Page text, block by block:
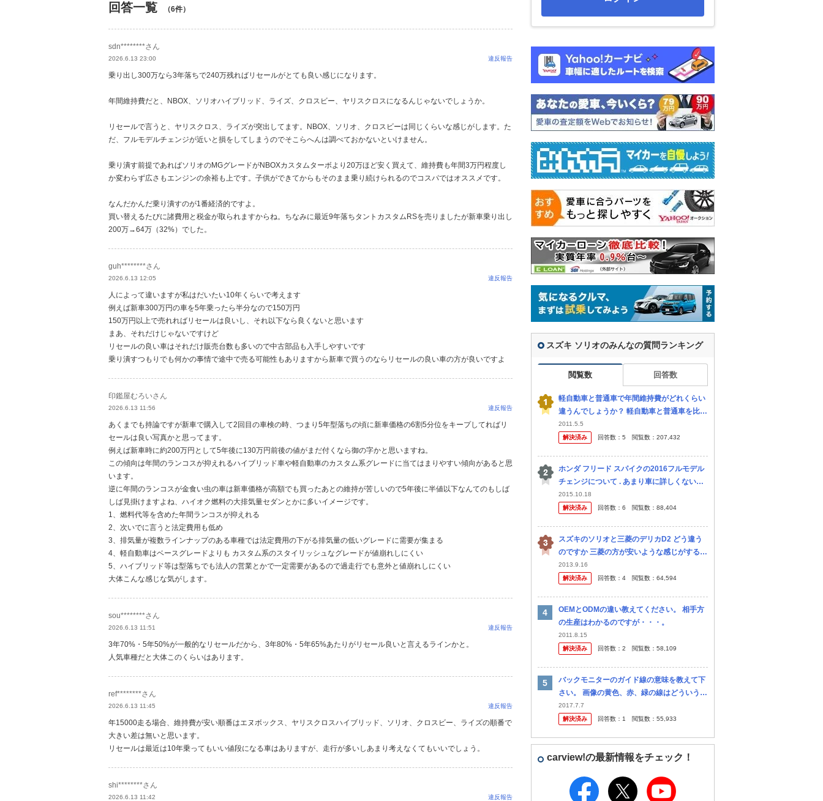
回答一覧 （6件）
sdn********さん
2026.6.13 23:00 違反報告
乗り出し300万なら3年落ちで240万残ればリセールがとても良い感じになります。
年間維持費だと、NBOX、ソリオハイブリッド、ライズ、クロスビー、ヤリスクロスになるんじゃないでしょうか。
リセールで言うと、ヤリスクロス、ライズが突出してます。NBOX、ソリオ、クロスビーは同じくらいな感じがします。た
だ、フルモデルチェンジが近いと損をしてしまうのでそこらへんは調べておかないといけません。
乗り潰す前提であればソリオのMGグレードがNBOXカスタムターボより20万ほど安く買えて、維持費も年間3万円程度し
か変わらず広さもエンジンの余裕も上です。子供ができてからもそのまま乗り続けられるのでコスパではオススメです。
なんだかんだ乗り潰すのが1番経済的ですよ。
買い替えるたびに諸費用と税金が取られますからね。ちなみに最近9年落ちタントカスタムRSを売りましたが新車乗り出し
200万→64万（32%）でした。
guh********さん
2026.6.13 12:05 違反報告
人によって違いますが私はだいたい10年くらいで考えます
例えば新車300万円の車を5年乗ったら半分なので150万円
150万円以上で売れればリセールは良いし、それ以下なら良くないと思います
まあ、それだけじゃないですけど
リセールの良い車はそれだけ販売台数も多いので中古部品も入手しやすいです
乗り潰すつもりでも何かの事情で途中で売る可能性もありますから新車で買うのならリセールの良い車の方が良いですよ
印鑑屋むろいさん
2026.6.13 11:56 違反報告
あくまでも持論ですが新車で購入して2回目の車検の時、つまり5年型落ちの頃に新車価格の6割5分位をキープしてればリ
セールは良い写真かと思ってます。
例えば新車時に約200万円として5年後に130万円前後の値がまだ付くなら御の字かと思いますね。
この傾向は年間のランコスが抑えれるハイブリッド車や軽自動車のカスタム系グレードに当てはまりやすい傾向があると思
います。
逆に年間のランコスが金食い虫の車は新車価格が高額でも買ったあとの維持が苦しいので5年後に半値以下なんてのもしば
しば見掛けますよね、ハイオク燃料の大排気量セダンとかに多いイメージです。
1、燃料代等を含めた年間ランコスが抑えれる
2、次いでに言うと法定費用も低め
3、排気量が複数ラインナップのある車種では法定費用の下がる排気量の低いグレードに需要が集まる
4、軽自動車はベースグレードよりも カスタム系のスタイリッシュなグレードが値崩れしにくい
5、ハイブリッド等は型落ちでも法人の営業とかで一定需要があるので過走行でも意外と値崩れしにくい
大体こんな感じな気がします。
sou********さん
2026.6.13 11:51 違反報告
3年70%・5年50%が一般的なリセールだから、3年80%・5年65%あたりがリセール良いと言えるラインかと。
人気車種だと大体このくらいはあります。
ref********さん
2026.6.13 11:45 違反報告
年15000走る場合、維持費が安い順番はエヌボックス、ヤリスクロスハイブリッド、ソリオ、クロスビー、ライズの順番で
大きい差は無いと思います。
リセールは最近は10年乗ってもいい値段になる車はありますが、走行が多いしあまり考えなくてもいいでしょう。
shi********さん
2026.6.13 11:42 違反報告
スズキ ソリオのみんなの質問ランキング
閲覧数 回答数
軽自動車と普通車で年間維持費がどれくらい
違うんでしょうか？ 軽自動車と普通車を比較
しているんですが、最初の購入額の差はとり
あえずおいといて、年間維持費の差がどうな
2011.5.5
解決済み
回答数： 5 閲覧数： 207,432
ホンダ フリード スパイクの2016フルモデル
チェンジについて . あまり車に詳しくない者
です。 今の車 そろそろ寿命、あと1年ちょい
で車検切れで、車の購入を考えていますが ・
2015.10.18
解決済み
回答数： 6 閲覧数： 88,404
スズキのソリオと三菱のデリカD2 どう違う
のですか 三菱の方が安いような感じがするの
ですが 安い方を購入しようと考えています
2013.9.16
解決済み
回答数： 4 閲覧数： 64,594
OEMとODMの違い教えてください。 相手方
の生産はわかるのですが・・・。
2011.8.15
解決済み
回答数： 2 閲覧数： 58,109
バックモニターのガイド線の意味を教えて下
さい。 画像の黄色、赤、緑の線はどういう意
味で表示されるのですか？ ダイハツのパノラ
マモニターやスズキの全方位ナビ、ほかのメ
2017.7.7
解決済み
回答数： 1 閲覧数： 55,933
carview!の最新情報をチェック！